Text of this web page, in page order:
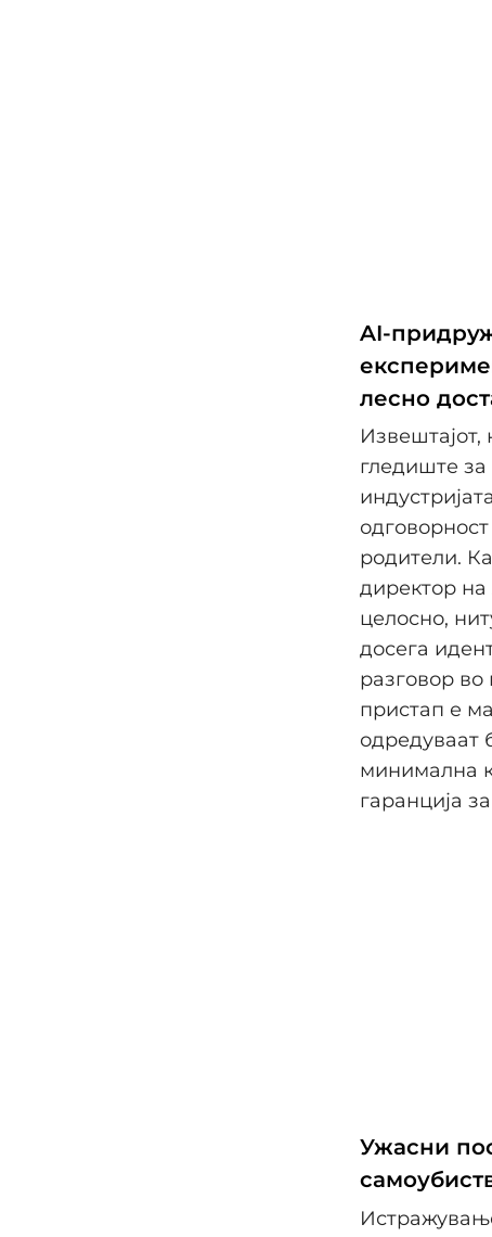
AI-
лесно
Извештајот,
гледиште за
родители.
директор
целосно,
досега
разговор во
пристап е
одредуваат
минимална
гаранција
Ужасни